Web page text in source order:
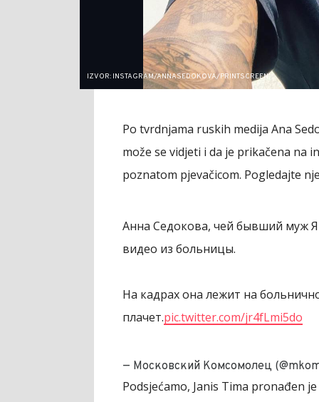
IZVOR: INSTAGRAM/ANNASEDOKOVA/PRINTSCREEN
Po tvrdnjama ruskih medija Ana
može se vidjeti i da je prikačena na
poznatom pjevačicom. Pogledajte
Анна Седокова, чей бывший муж
видео из больницы.
На кадрах она лежит на
плачет.pic.twitter.com/jr4fLmi5do
— Московский Комсомолец
Podsjećamo, Janis Tima pronađen